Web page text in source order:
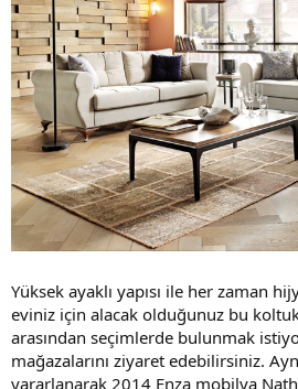
Yüksek ayaklı yapısı ile her zaman
eviniz için alacak olduğunuz bu
arasından seçimlerde bulunmak
mağazalarını ziyaret edebilirsiniz.
yararlanarak 2014 Enza mobilya